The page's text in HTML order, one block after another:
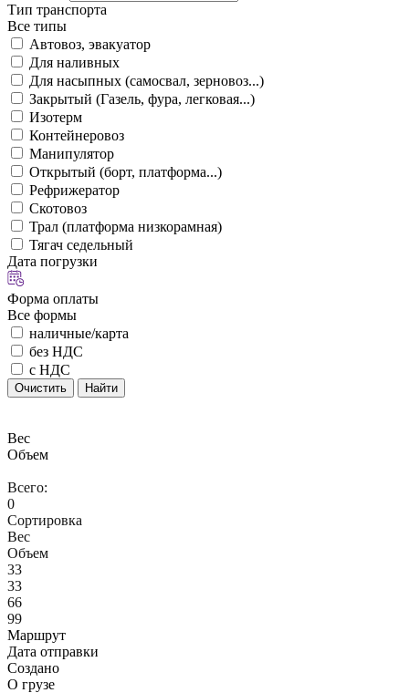
Тип транспорта
Все типы
Автовоз, эвакуатор
Для наливных
Для насыпных (самосвал, зерновоз...)
Закрытый (Газель, фура, легковая...)
Изотерм
Контейнеровоз
Манипулятор
Открытый (борт, платформа...)
Рефрижератор
Скотовоз
Трал (платформа низкорамная)
Тягач седельный
Дата погрузки
Форма оплаты
Все формы
наличные/карта
без НДС
с НДС
Очистить Найти
Вес
Объем
Всего:
0
Сортировка
Вес
Объем
33
33
66
99
Маршрут
Дата отправки
Создано
О грузе